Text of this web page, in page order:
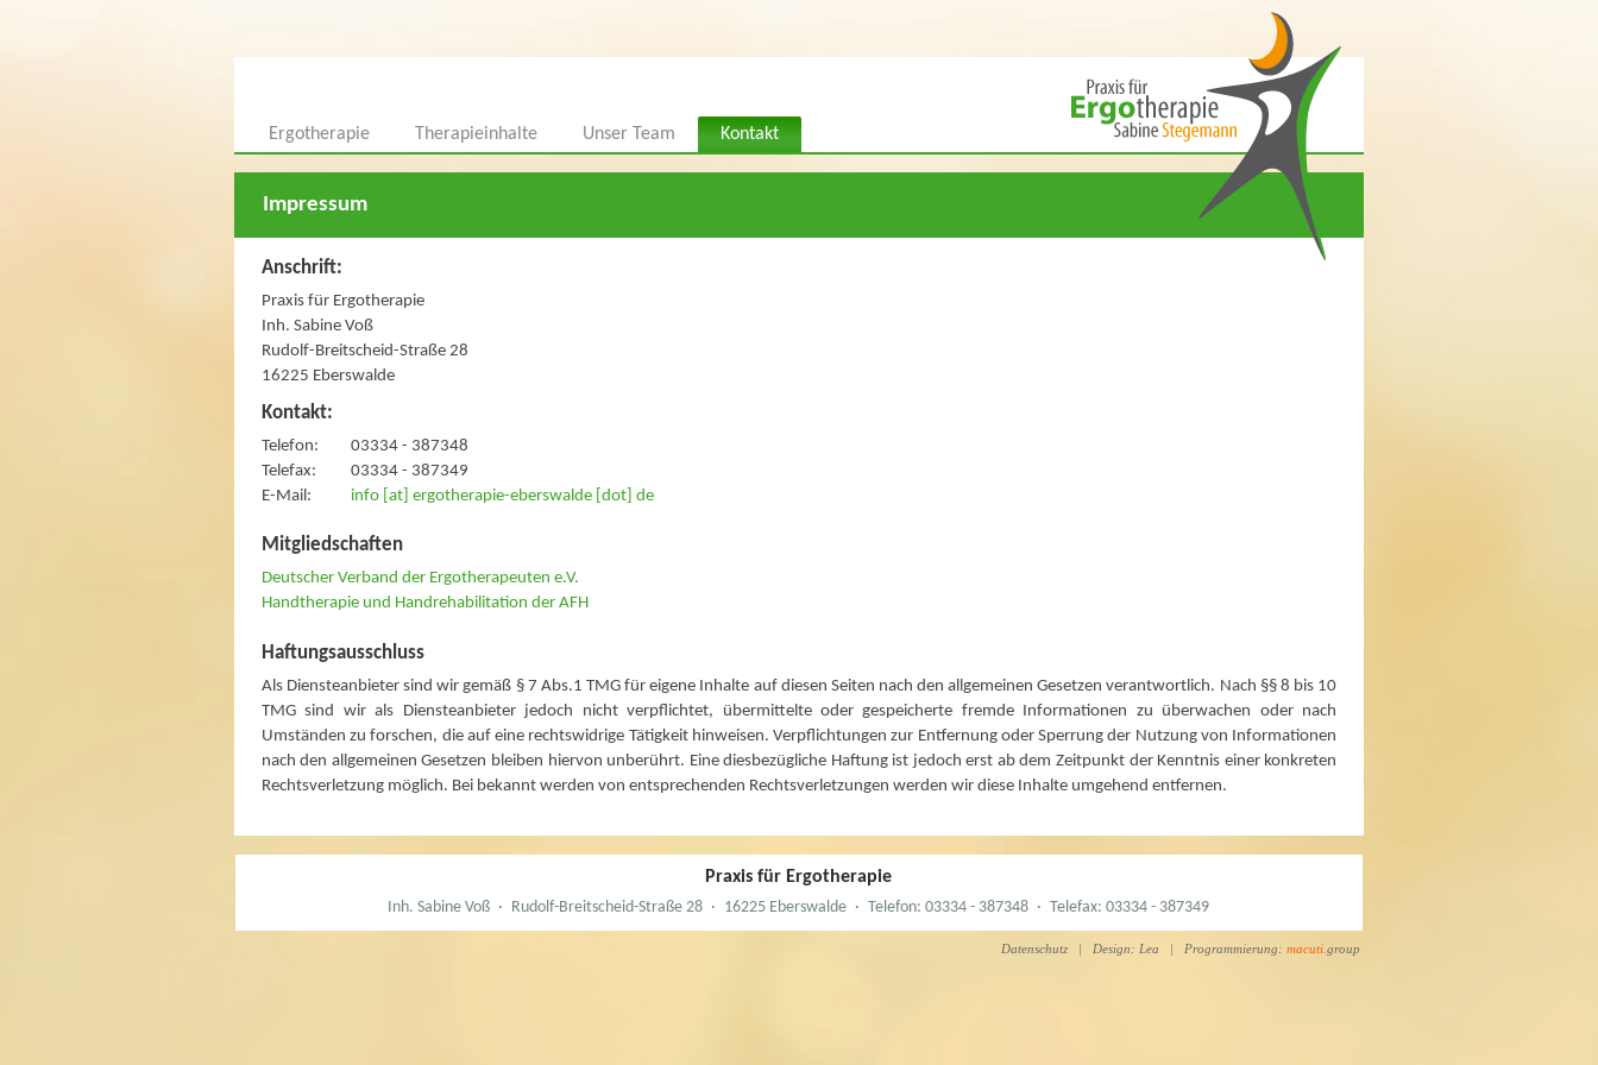
Ergotherapie Therapieinhalte Unser Team Kontakt
Impressum
Anschrift:
Praxis für Ergotherapie
Inh. Sabine Voß
Rudolf-Breitscheid-Straße 28
16225 Eberswalde
Kontakt:
Telefon:
03334 - 387348
Telefax:
03334 - 387349
E-Mail:
info [at] ergotherapie-eberswalde [dot] de
Mitgliedschaften
Deutscher Verband der Ergotherapeuten e.V.
Handtherapie und Handrehabilitation der AFH
Haftungsausschluss
Als Diensteanbieter sind wir gemäß § 7 Abs.1 TMG für eigene Inhalte auf diesen Seiten nach den allgemeinen Gesetzen verantwortlich. Nach §§ 8 bis 10
TMG sind wir als Diensteanbieter jedoch nicht verpflichtet, übermittelte oder gespeicherte fremde Informationen zu überwachen oder nach
Umständen zu forschen, die auf eine rechtswidrige Tätigkeit hinweisen. Verpflichtungen zur Entfernung oder Sperrung der Nutzung von Informationen
nach den allgemeinen Gesetzen bleiben hiervon unberührt. Eine diesbezügliche Haftung ist jedoch erst ab dem Zeitpunkt der Kenntnis einer konkreten
Rechtsverletzung möglich. Bei bekannt werden von entsprechenden Rechtsverletzungen werden wir diese Inhalte umgehend entfernen.
Praxis für Ergotherapie
Inh. Sabine Voß · Rudolf-Breitscheid-Straße 28 · 16225 Eberswalde · Telefon: 03334 - 387348 · Telefax: 03334 - 387349
Datenschutz| Design: Lea | Programmierung: macuti. group